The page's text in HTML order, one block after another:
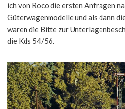
ich von Roco die ersten Anfragen
Güterwagenmodelle und als dann
waren die Bitte zur
die Kds 54/56.